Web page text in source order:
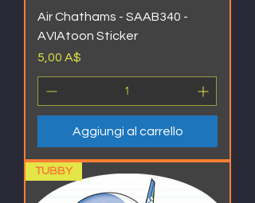
Air Chathams - SAAB340 -
AVIAtoon Sticker
Prezzo
5,00 A$
Aggiungi al carrello
TUBBY